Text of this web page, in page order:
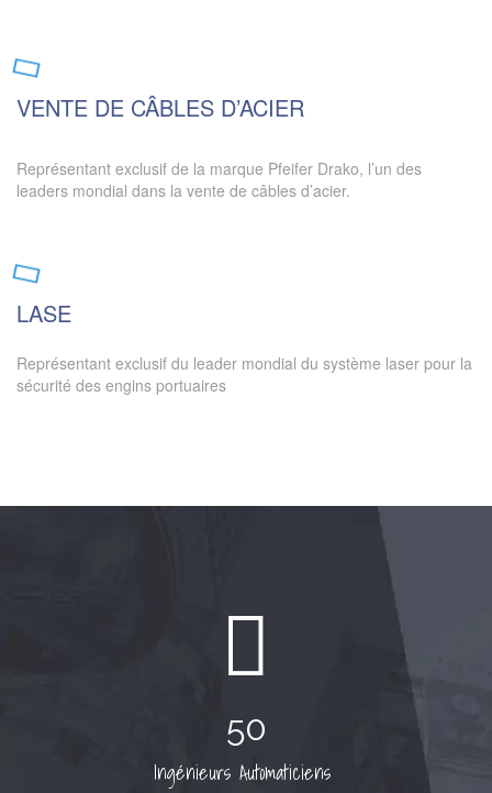
VENTE DE CÂBLES D’ACIER
Représentant exclusif de la marque Pfeifer Drako, l’un des
leaders mondial dans la vente de câbles d’acier.
LASE
Représentant exclusif du leader mondial du système laser pour la
sécurité des engins portuaires
50
Ingénieurs Automaticiens